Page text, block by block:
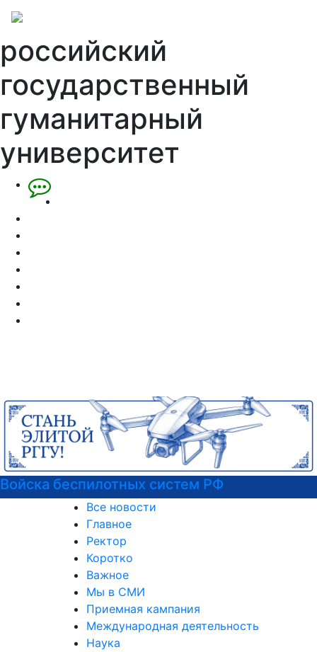
российский
государственный
гуманитарный
университет
Подготовительные курсы к ЕГЭ
Все новости
Главное
Ректор
Коротко
Важное
Мы в СМИ
Приемная кампания
Международная деятельность
Наука